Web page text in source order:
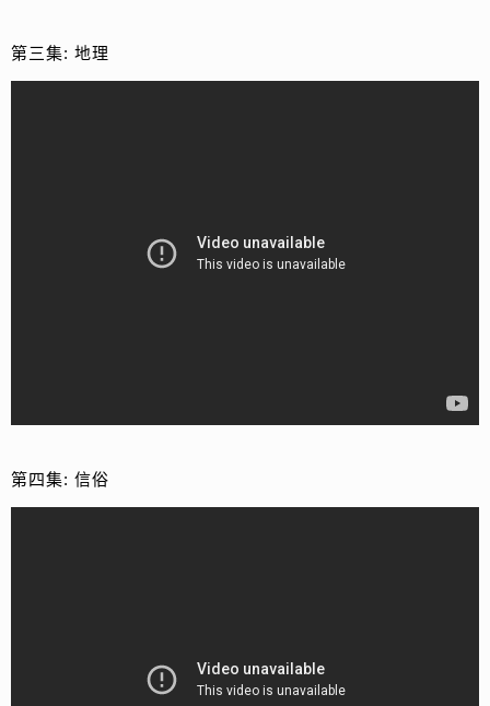
第三集: 地理
第四集: 信俗